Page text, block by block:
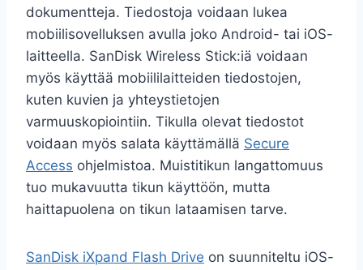
dokumentteja. Tiedostoja voidaan lukea
mobiilisovelluksen avulla joko Android- tai iOS-
laitteella. SanDisk Wireless Stick:iä voidaan
myös käyttää mobiililaitteiden tiedostojen,
kuten kuvien ja yhteystietojen
varmuuskopiointiin. Tikulla olevat tiedostot
voidaan myös salata käyttämällä Secure
Access ohjelmistoa. Muistitikun langattomuus
tuo mukavuutta tikun käyttöön, mutta
haittapuolena on tikun lataamisen tarve.
SanDisk iXpand Flash Drive on suunniteltu iOS-